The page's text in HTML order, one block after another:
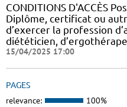
CONDITIONS D'ACCÈS
Diplôme, certificat ou
d’exercer la profession
diététicien,
15/04/2025 17:00
PAGES
relevance: 100%